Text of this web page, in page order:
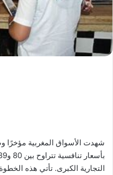
شهدت الأسواق المغربية مؤخرًا
التجارية الكبرى. تأتي هذه